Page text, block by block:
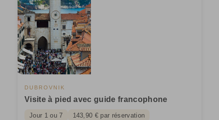
DUBROVNIK
Visite à pied avec guide francophone
Jour 1 ou 7 143,90 € par réservation